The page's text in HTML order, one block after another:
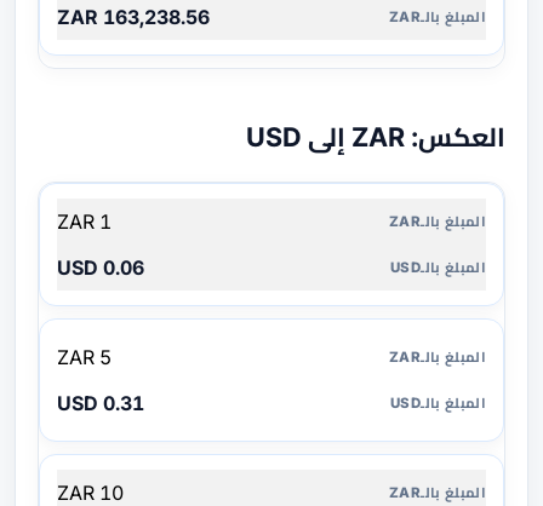
163,238.56 ZAR
العكس: ZAR إلى USD
بالـZAR
المبلغ
1 ZAR
0.06 USD
5 ZAR
0.31 USD
10 ZAR